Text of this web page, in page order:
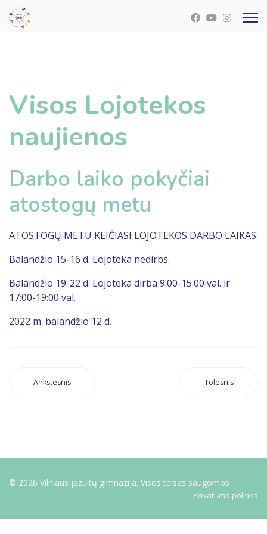
Visos Lojotekos
naujienos
Darbo laiko pokyčiai
atostogų metu
ATOSTOGŲ METU KEIČIASI LOJOTEKOS DARBO LAIKAS:
Balandžio 15-16 d. Lojoteka nedirbs.
Balandžio 19-22 d. Lojoteka dirba 9:00-15:00 val. ir
17:00-19:00 val.
2022 m. balandžio 12 d.
Ankstesnis Tolesnis
© 2026 Vilniaus jėzuitų gimnazija. Visos teisės saugomos
Privatumo politika